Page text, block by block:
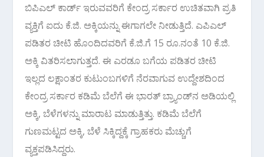
ಬಿಪಿಎಲ್‌ ಕಾರ್ಡ್‌ ಇರುವವರಿಗೆ ಕೇಂದ್ರ ಸರ್ಕಾರ ಉಚಿತವಾಗಿ ಪ್ರತಿ
ವ್ಯಕ್ತಿಗೆ ಐದು ಕೆ.ಜಿ. ಅಕ್ಕಿಯನ್ನು ಈಗಾಗಲೇ ನೀಡುತ್ತಿದೆ. ಎಪಿಎಲ್‌
ಪಡಿತರ ಚೀಟಿ ಹೊಂದಿದವರಿಗೆ ಕೆ.ಜಿ.ಗೆ 15 ರೂ.ನಂತೆ 10 ಕೆ.ಜಿ.
ಅಕ್ಕಿ ವಿತರಿಸಲಾಗುತ್ತದೆ. ಈ ಎರಡೂ ಬಗೆಯ ಪಡಿತರ ಚೀಟಿ
ಇಲ್ಲದ ಲಕ್ಷಾಂತರ ಕುಟುಂಬಗಳಿಗೆ ನೆರವಾಗುವ ಉದ್ದೇಶದಿಂದ
ಕೇಂದ್ರ ಸರ್ಕಾರ ಕಡಿಮೆ ಬೆಲೆಗೆ ಈ ಭಾರತ್‌ ಬ್ರ್ಯಾಂಡ್‌ನ ಅಡಿಯಲ್ಲಿ
ಅಕ್ಕಿ, ಬೆಳೆಗಳನ್ನು ಮಾರಾಟ ಮಾಡುತ್ತಿತ್ತು. ಕಡಿಮೆ ಬೆಲೆಗೆ
ಗುಣಮಟ್ಟದ ಅಕ್ಕಿ, ಬೆಳೆ ಸಿಕ್ಕಿದ್ದಕ್ಕೆ ಗ್ರಾಹಕರು ಮೆಚ್ಚುಗೆ
ವ್ಯಕ್ತಪಡಿಸಿದ್ದರು.